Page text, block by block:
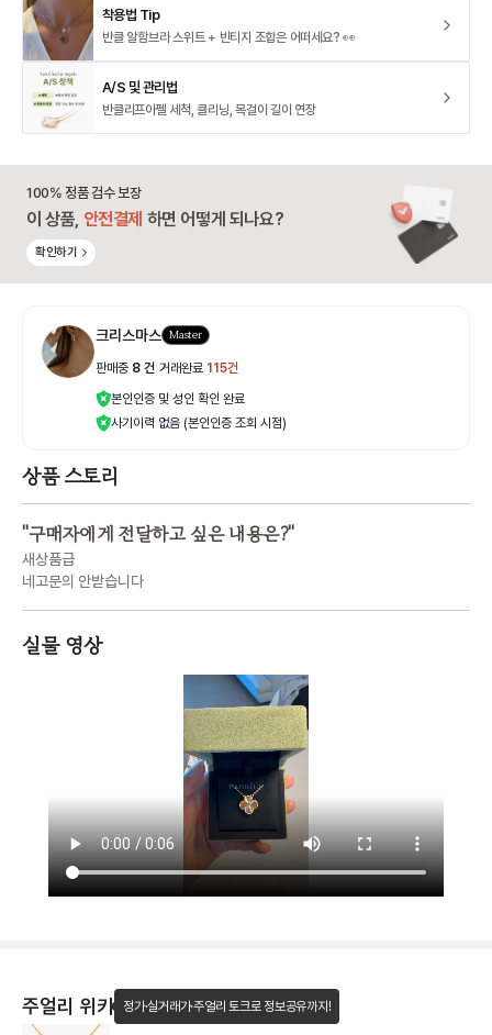
착용법 Tip
반클 알함브라 스위트 + 빈티지 조합은 어떠세요? 👀
A/S 및 관리법
반클리프아펠 세척, 클리닝, 목걸이 길이 연장
100% 정품 검수 보장
이 상품, 안전결제 하면 어떻게 되나요?
확인하기
크리스마스 Master
판매중 8 건 거래완료 115건
본인인증 및 성인 확인 완료
사기이력 없음 (본인인증 조회 시점)
상품 스토리
"구매자에게 전달하고 싶은 내용은?"
새상품급
네고문의 안받습니다
실물 영상
주얼리 위키 정가·실거래가·주얼리 토크로 정보공유까지!